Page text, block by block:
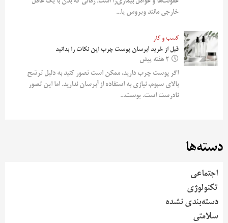
خارجی مانند ویروس یا...
کسب و کار
قبل از خرید آبرسان پوست چرب این نکات را بدانید
2 هفته پیش
اگر پوست چرب دارید، ممکن است تصور کنید به دلیل ترشح
بالای سبوم، نیازی به استفاده از آبرسان ندارید. اما این تصور
نادرست است. پوست...
دسته‌ها
اجتماعی
تکنولوژی
دسته‌بندی نشده
سلامتی